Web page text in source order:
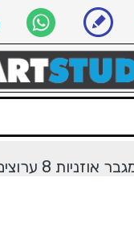
אוזניות 8 ערוצים